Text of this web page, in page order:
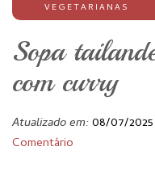
VEGETARIANAS
Sopa
com curry
Atualizado em:08/07/2025
Comentário